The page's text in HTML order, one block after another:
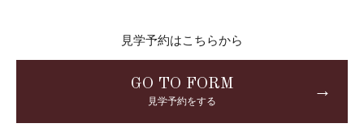
見学予約はこちらから
GO TO FORM
見学予約をする
→